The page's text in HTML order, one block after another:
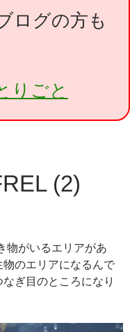
ログの方も
りごと
(2)
物がいるエリアがあ
のエリアになるんで
ぎ目のところになり